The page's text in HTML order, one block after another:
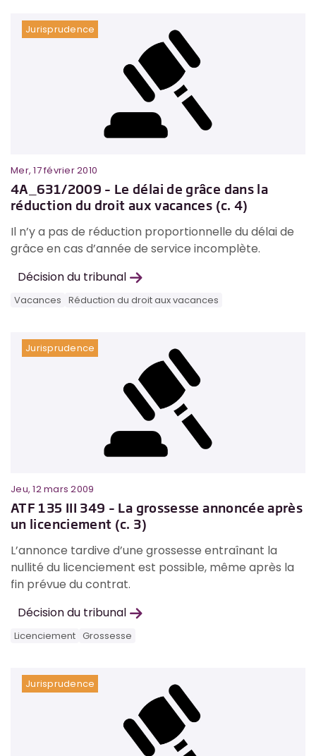
Jurisprudence
Mer, 17 février 2010
4A_631/2009 – Le délai de grâce dans la
réduction du droit aux vacances (c. 4)
Il n’y a pas de réduction proportionnelle du délai de
grâce en cas d’année de service incomplète.
Décision du tribunal
Vacances Réduction du droit aux vacances
Jurisprudence
Jeu, 12 mars 2009
ATF 135 III 349 – La grossesse annoncée après
un licenciement (c. 3)
L’annonce tardive d’une grossesse entraînant la
nullité du licenciement est possible, même après la
fin prévue du contrat.
Décision du tribunal
Licenciement Grossesse
Jurisprudence